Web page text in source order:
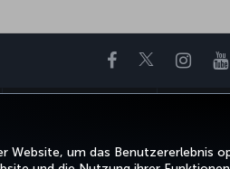
Website, um das Benutzererlebnis
Facebook
Twitter